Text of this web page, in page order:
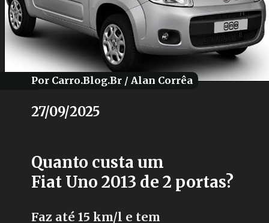
Quanto custa um
Fiat Uno 2013 de 2 portas?
Por Carro.Blog.Br / Alan Corrêa
Por Carro.Blog.Br / Alan Corrêa
Faz até 15 km/l e tem
27/09/2025